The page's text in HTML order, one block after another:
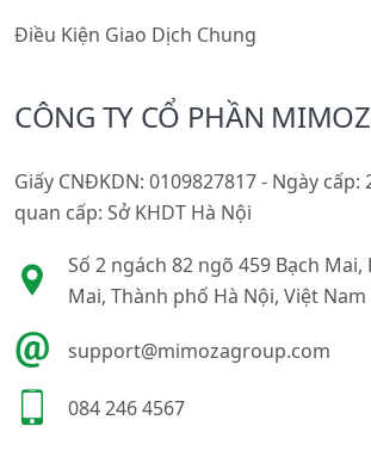
Điều Kiện Giao Dịch Chung
CÔNG TY CỔ PHẦN
Giấy CNĐKDN: 0109827817 - Ngày cấp:
quan cấp: Sở KHDT Hà Nội
Số 2 ngách 82 ngõ 459 Bạch
Mai, Thành phố Hà Nội, Việt Nam
support@mimozagroup.com
084 246 4567